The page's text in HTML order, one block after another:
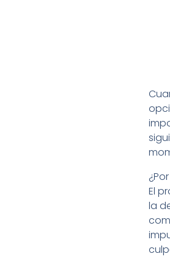
El
la